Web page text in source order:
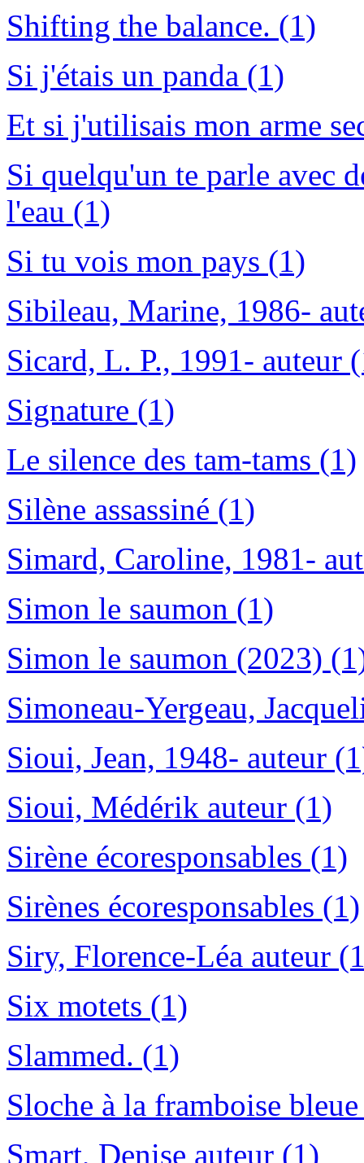
Shifting the balance. (1)
Si j'étais un panda (1)
Et si j'utilisais mon arme
Si quelqu'un te parle avec
l'eau (1)
Si tu vois mon pays (1)
Sibileau, Marine, 1986-
Sicard, L. P., 1991- auteur
Signature (1)
Le silence des tam-tams (1)
Silène assassiné (1)
Simard, Caroline, 1981-
Simon le saumon (1)
Simon le saumon (2023)
Simoneau-Yergeau,
Sioui, Jean, 1948- auteur
Sioui, Médérik auteur (1)
Sirène écoresponsables (1)
Sirènes écoresponsables (1)
Siry, Florence-Léa auteur
Six motets (1)
Slammed. (1)
Sloche à la framboise
Smart, Denise auteur (1)